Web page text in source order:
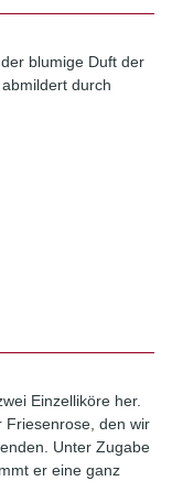
blumige Duft der
durch
Einzelliköre her.
Friesenrose, den wir
Unter Zugabe
er eine ganz